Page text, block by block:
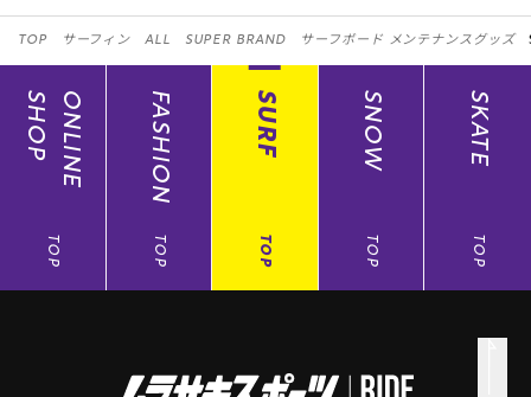
TOP サーフィン ALL SUPER BRAND サーフボード メンテナンスグッズ
ONLINE
SHOP
TOP
FASHION
TOP
SURF
TOP
SNOW
TOP
SKATE
TOP